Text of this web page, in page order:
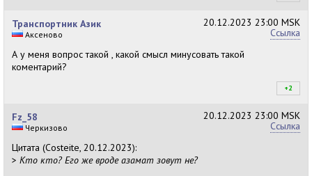
20.12.2023 23:00 MSK
Ссылка
Транспортник Азик
Аксеново
А у меня вопрос такой , какой смысл минусовать такой
коментарий?
+2
20.12.2023 23:00 MSK
Ссылка
Fz_58
Черкизово
Цитата (Costeite, 20.12.2023):
> Кто кто? Его же вроде азамат зовут не?